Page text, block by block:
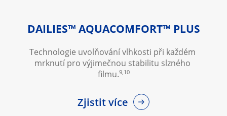
DAILIES™ AQUACOMFORT™ PLUS
Technologie uvolňování vlhkosti při každém
mrknutí pro výjimečnou stabilitu slzného
filmu.9,10
Zjistit více